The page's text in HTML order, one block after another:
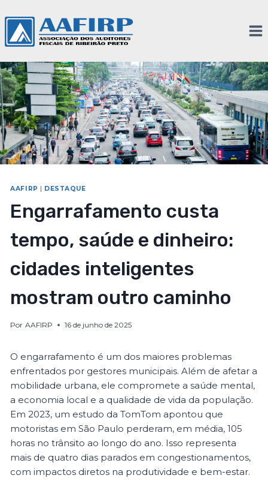
AAFIRP DESTAQUE
Engarrafamento custa
tempo, saúde e dinheiro:
cidades inteligentes
mostram outro caminho
Por AAFIRP 16 de junho de 2025
O engarrafamento é um dos maiores problemas
enfrentados por gestores municipais. Além de afetar a
mobilidade urbana, ele compromete a saúde mental,
a economia local e a qualidade de vida da população.
Em 2023, um estudo da TomTom apontou que
motoristas em São Paulo perderam, em média, 105
horas no trânsito ao longo do ano. Isso representa
mais de quatro dias parados em congestionamentos,
com impactos diretos na produtividade e bem-estar.